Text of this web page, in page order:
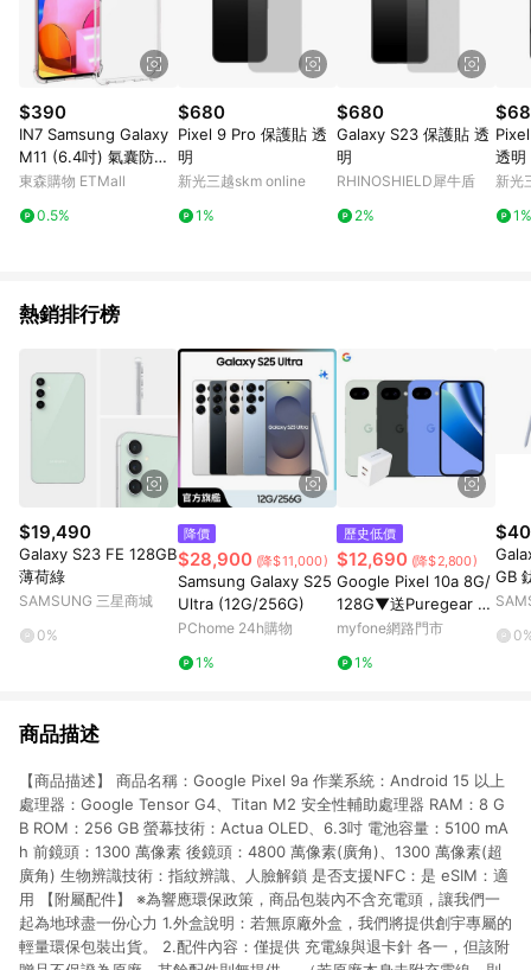
無法進行 LINE POINTS 回饋。 (5) LINE 購物為購物資訊整合性
平台，商品資料更新會有時間差，如顯示之商品規格、顏色、價
位、贈品與台灣樂天市場銷售網頁不符，以銷售網頁標示為準。
(6) 導購訂單已逾 365 天，根據台灣樂天回饋規定，逾期訂單將
不符合回饋資格。 (7) 若上述或其他原因，致使消費者無接收到
點數回饋或點數回饋有爭議，台灣樂天市場保有更改條款與法律
追訴之權利，活動詳情以樂天市場網站公告為準。
$390
IN7 Samsung Galaxy
M11 (6.4吋) 氣囊防摔
透明TPU空壓殼 軟殼
東森購物 ETMall
0.5%
$680
Pixel 9 Pro 保護貼 透
明
新光三越skm online
1%
$680
Galaxy S23 保護貼 透
明
RHINOSHIELD犀牛盾
2%
透明
新光
1%
熱銷排行榜
$19,490
Galaxy S23 FE 128GB
薄荷綠
SAMSUNG 三星商城
0%
降價
$28,900 (降$11,000)
Samsung Galaxy S25
Ultra (12G/256G)
PChome 24h購物
1%
歷史低價
$12,690 (降$2,800)
Google Pixel 10a 8G/
128G▼送Puregear 3
0W PD雙孔快速充電頭
myfone網路門市
1%
GB
商品描述
【商品描述】 商品名稱：Google Pixel 9a 作業系統：Android 15 以上
處理器：Google Tensor G4、Titan M2 安全性輔助處理器 RAM：8 G
B ROM：256 GB 螢幕技術：Actua OLED、6.3吋 電池容量：5100 mA
h 前鏡頭：1300 萬像素 後鏡頭：4800 萬像素(廣角)、1300 萬像素(超
廣角) 生物辨識技術：指紋辨識、人臉解鎖 是否支援NFC：是 eSIM：適
用 【附屬配件】 ※為響應環保政策，商品包裝內不含充電頭，讓我們一
起為地球盡一份心力 1.外盒說明：若無原廠外盒，我們將提供創宇專屬的
輕量環保包裝出貨。 2.配件內容：僅提供 充電線與退卡針 各一，但該附